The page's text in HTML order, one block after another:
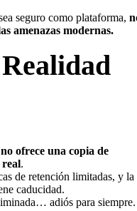
seguro como plataforma,
amenazas modernas.
no ofrece una copia de
real.
de retención limitadas, y la
caducidad.
adiós para siempre.